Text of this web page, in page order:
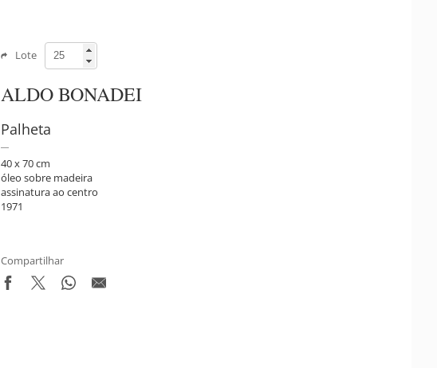
Lote
ALDO BONADEI
Palheta
40 x 70 cm
óleo sobre madeira
assinatura ao centro
1971
Compartilhar